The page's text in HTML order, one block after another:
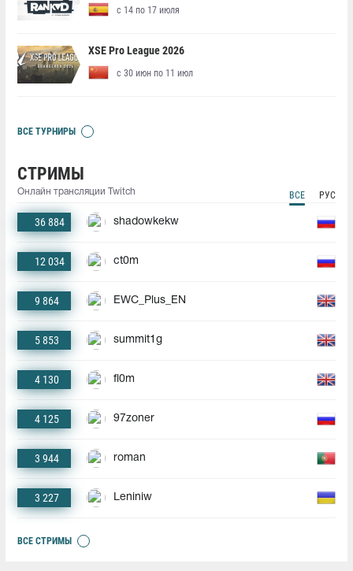
с 14 по 17 июля
XSE Pro League 2026
с 30 июн по 11 июл
ВСЕ ТУРНИРЫ
СТРИМЫ
Онлайн трансляции Twitch ВСЕ РУС
36 884 shadowkekw
12 034 ct0m
9 864 EWC_Plus_EN
5 853 summit1g
4 130 fl0m
4 125 97zoner
3 944 roman
3 227 Leniniw
ВСЕ СТРИМЫ